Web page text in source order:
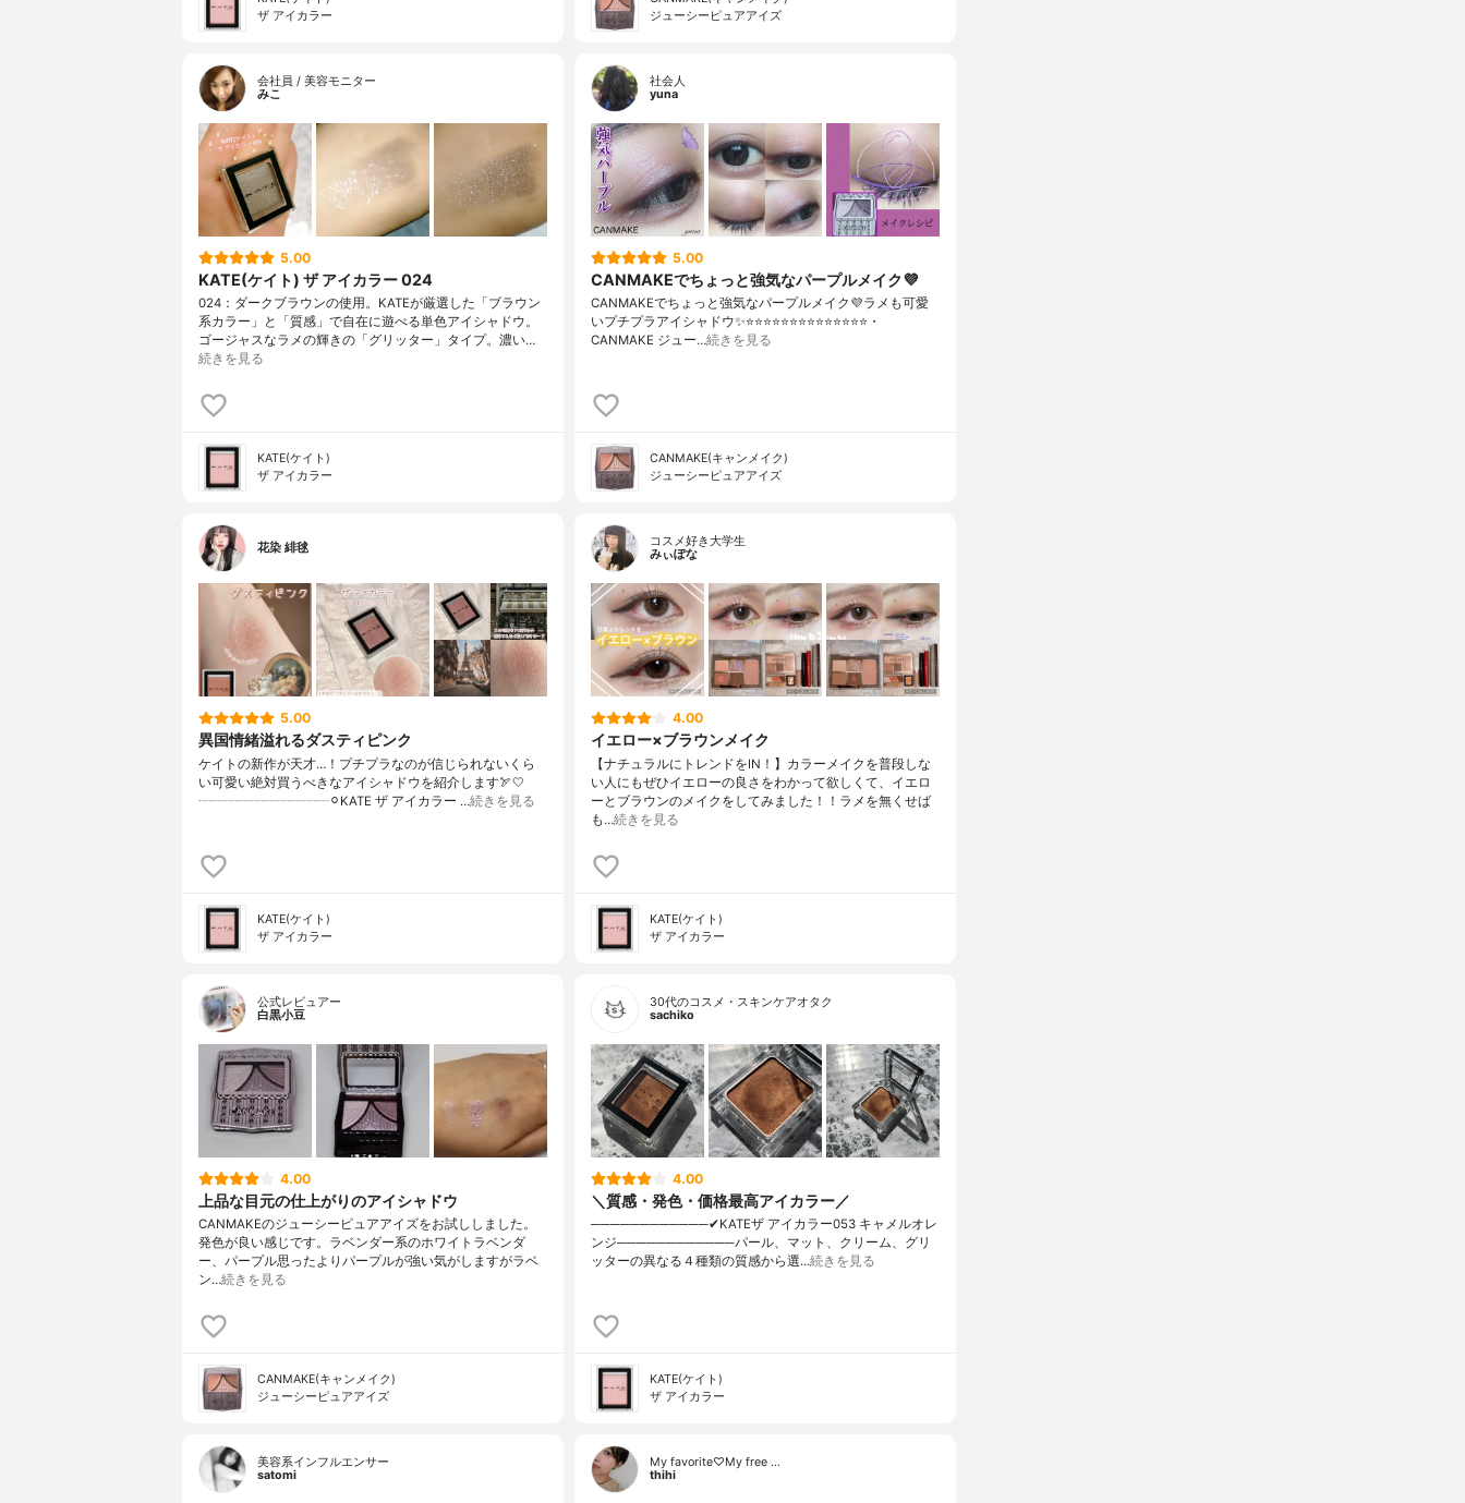
ザ アイカラー
ジューシーピュアアイズ
会社員 / 美容モニター
みこ
5.00
KATE(ケイト) ザ アイカラー 024
024：ダークブラウンの使用。KATEが厳選した「ブラウン
系カラー」と「質感」で自在に遊べる単色アイシャドウ。
ゴージャスなラメの輝きの「グリッター」タイプ。濃い…
続きを見る
KATE(ケイト)
ザ アイカラー
社会人
yuna
5.00
CANMAKEでちょっと強気なパープルメイク💜
CANMAKEでちょっと強気なパープルメイク💜ラメも可愛
いプチプラアイシャドウ✨⭐️⭐️⭐️⭐️⭐️⭐️⭐️⭐️⭐️⭐️⭐️⭐️⭐️⭐️・
CANMAKE ジュー…続きを見る
CANMAKE(キャンメイク)
ジューシーピュアアイズ
花染 緋毬
5.00
異国情緒溢れるダスティピンク
ケイトの新作が天才…！プチプラなのが信じられないくら
い可愛い絶対買うべきなアイシャドウを紹介します🏹🤍
┈┈┈┈┈┈┈┈┈┈⚪︎KATE ザ アイカラー …続きを見る
KATE(ケイト)
ザ アイカラー
コスメ好き大学生
みぃぽな
4.00
イエロー×ブラウンメイク
【ナチュラルにトレンドをIN！】カラーメイクを普段しな
い人にもぜひイエローの良さをわかって欲しくて、イエロ
ーとブラウンのメイクをしてみました！！ラメを無くせば
も…続きを見る
KATE(ケイト)
ザ アイカラー
公式レビュアー
白黒小豆
4.00
上品な目元の仕上がりのアイシャドウ
CANMAKEのジューシーピュアアイズをお試ししました。
発色が良い感じです。ラベンダー系のホワイトラベンダ
ー、パープル思ったよりパープルが強い気がしますがラベ
ン…続きを見る
CANMAKE(キャンメイク)
ジューシーピュアアイズ
30代のコスメ・スキンケアオタク
sachiko
4.00
＼質感・発色・価格最高アイカラー／
────────────✔︎KATEザ アイカラー053 キャメルオレ
ンジ────────────パール、マット、クリーム、グリ
ッターの異なる４種類の質感から選…続きを見る
KATE(ケイト)
ザ アイカラー
美容系インフルエンサー
satomi
My favorite♡My free …
thihi